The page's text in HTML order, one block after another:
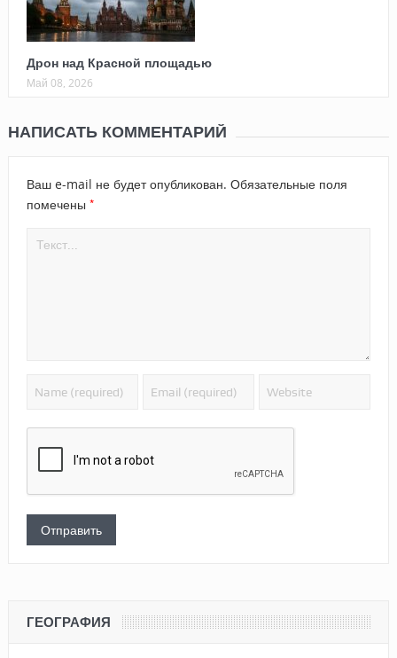
Дрон над Красной площадью
Май 08, 2026
НАПИСАТЬ КОММЕНТАРИЙ
Ваш e-mail не будет опубликован. Обязательные поля
помечены *
ГЕОГРАФИЯ